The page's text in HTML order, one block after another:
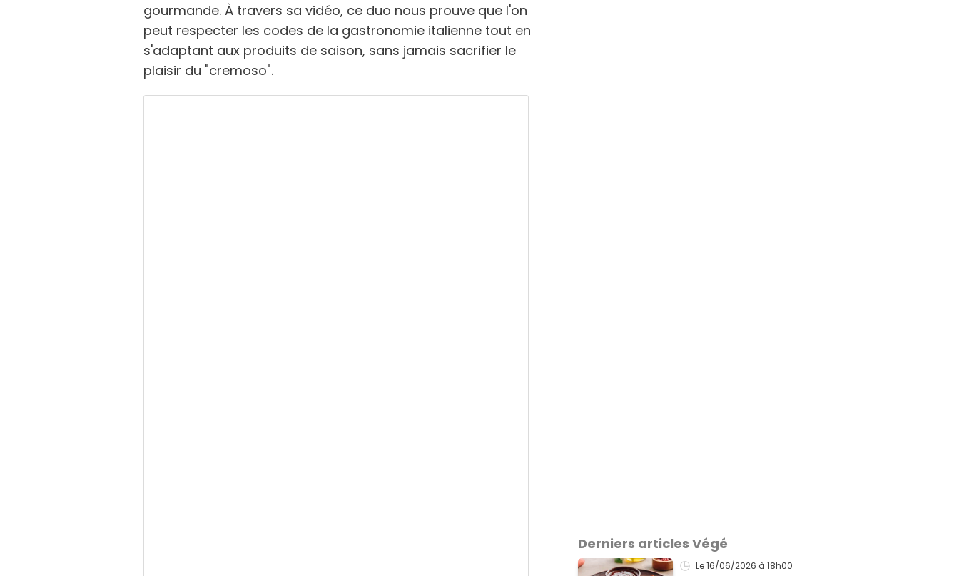
gourmande. À travers sa vidéo, ce duo nous prouve que l'on
peut respecter les codes de la gastronomie italienne tout en
s'adaptant aux produits de saison, sans jamais sacrifier le
plaisir du "cremoso".
Derniers articles Végé
Le 16/06/2026 à 18h00